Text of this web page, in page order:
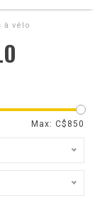
à vélo
Max: C$ 850